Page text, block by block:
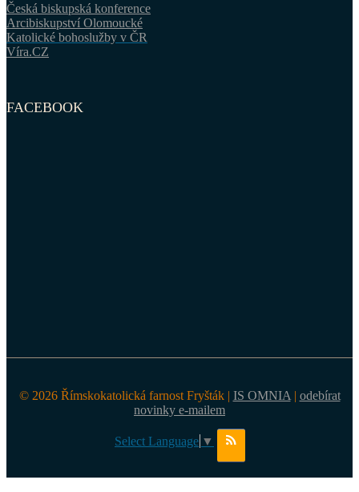
Česká biskupská konference
Arcibiskupství Olomoucké
Katolické bohoslužby v ČR
Víra.CZ
FACEBOOK
© 2026 Římskokatolická farnost Fryšták | IS OMNIA | odebírat
novinky e-mailem
Select Language ▼